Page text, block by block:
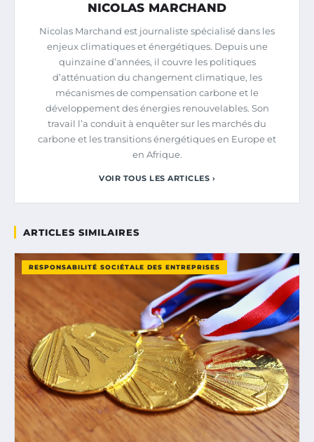
NICOLAS MARCHAND
Nicolas Marchand est journaliste spécialisé dans les
enjeux climatiques et énergétiques. Depuis une
quinzaine d’années, il couvre les politiques
d’atténuation du changement climatique, les
mécanismes de compensation carbone et le
développement des énergies renouvelables. Son
travail l’a conduit à enquêter sur les marchés du
carbone et les transitions énergétiques en Europe et
en Afrique.
VOIR TOUS LES ARTICLES ›
ARTICLES SIMILAIRES
RESPONSABILITÉ SOCIÉTALE DES ENTREPRISES